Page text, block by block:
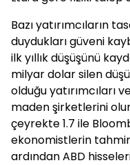
Bazı yatırımcıların
duydukları güveni
ilk yıllık düşüşünü
milyar dolar silen
olduğu yatırımcıları
maden şirketlerini
çeyrekte 1.7 ile
ekonomistlerin
ardından ABD